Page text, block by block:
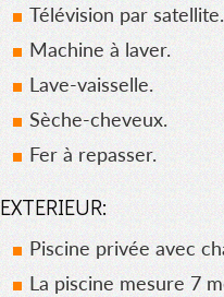
Télévision par satellite.
Machine à laver.
Lave-vaisselle.
Sèche-cheveux.
Fer à repasser.
EXTERIEUR:
Piscine privée avec
La piscine mesure 7